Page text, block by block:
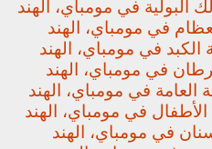
في مومباي، الهند
في مومباي، الهند
في مومباي، الهند
في مومباي، الهند
العامة في مومباي، الهند
في مومباي، الهند
في مومباي، الهند